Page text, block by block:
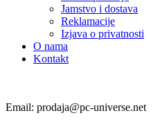
Jamstvo i dostava
Reklamacije
Izjava o privatnosti
O nama
Kontakt
Email: prodaja@pc-universe.net